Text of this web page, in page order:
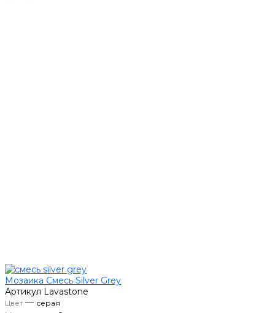
Мозаика Смесь Silver Grey
Артикул Lavastone
Цвет— серая